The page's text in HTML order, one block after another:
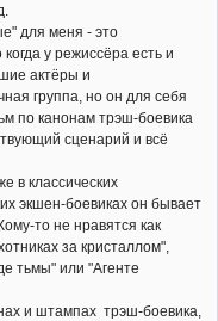
для меня - это
у режиссёра есть и
актёры и
группа, но он для себя
по канонам трэш-боевика
сценарий и всё
в классических
экшен-боевиках он бывает
то не нравятся как
за кристаллом",
тьмы" или "Агенте
и штампах трэш-боевика,